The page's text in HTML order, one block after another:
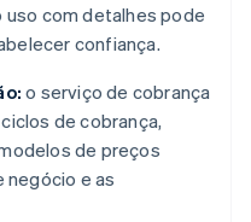
com detalhes pode
confiança.
o serviço de cobrança
de cobrança,
de preços
negócio e as